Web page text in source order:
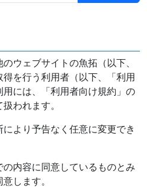
ウェブサイトの魚拓（以下、
得を行う利用者（以下、「利用
には、「利用者向け規約」の
われます。
より予告なく任意に変更でき
内容に同意しているものとみ
します。